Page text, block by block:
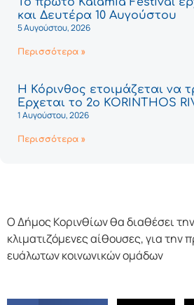
και Δευτέρα 10 Αυγούστου
5 Αυγούστου, 2026
Περισσότερα »
Η Κόρινθος ετοιμάζεται να
Έρχεται το 2ο KORINTHOS
1 Αυγούστου, 2026
Περισσότερα »
Ο Δήμος Κορινθίων θα διαθέσει την
κλιματιζόμενες αίθουσες, για την
ευάλωτων κοινωνικών ομάδων